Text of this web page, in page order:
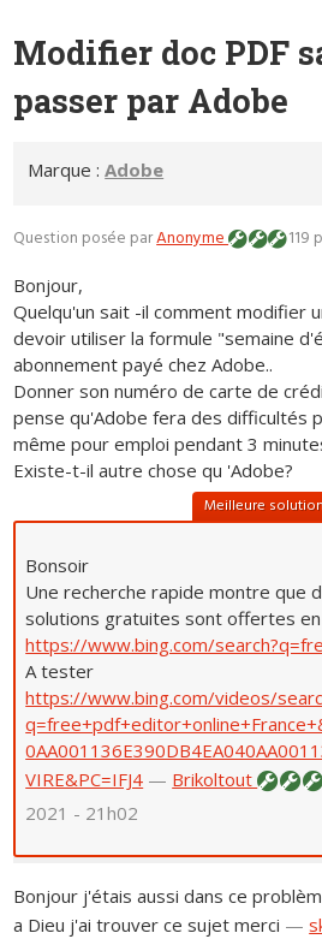
Modifier doc PDF
passer par Adobe
Marque :Adobe
Question posée parAnonyme 119
Bonjour,
Quelqu'un sait -il comment modifier
devoir utiliser la formule "semaine
abonnement payé chez Adobe..
Donner son numéro de carte de
pense qu'Adobe fera des difficultés
même pour emploi pendant 3
Existe-t-il autre chose qu 'Adobe?
Meilleure
Bonsoir
Une recherche rapide montre que
solutions gratuites sont offertes en
https://www.bing.com/
A tester
https://www.bing.com/videos/
VIRE&PC=IFJ4 — Brikoltout
2021 - 21h02
Bonjour j'étais aussi dans ce
a Dieu j'ai trouver ce sujet merci —